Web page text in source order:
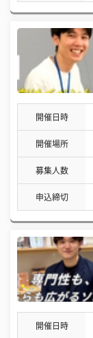
開催日時
開催場所
募集人数
申込締切
開催日時